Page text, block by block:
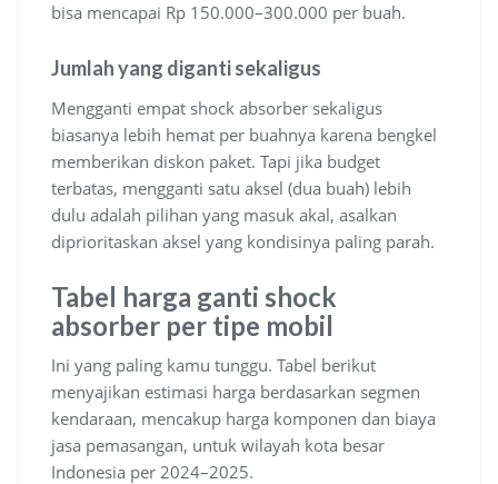
bisa mencapai Rp 150.000–300.000 per buah.
Jumlah yang diganti sekaligus
Mengganti empat shock absorber sekaligus
biasanya lebih hemat per buahnya karena bengkel
memberikan diskon paket. Tapi jika budget
terbatas, mengganti satu aksel (dua buah) lebih
dulu adalah pilihan yang masuk akal, asalkan
diprioritaskan aksel yang kondisinya paling parah.
Tabel harga ganti shock
absorber per tipe mobil
Ini yang paling kamu tunggu. Tabel berikut
menyajikan estimasi harga berdasarkan segmen
kendaraan, mencakup harga komponen dan biaya
jasa pemasangan, untuk wilayah kota besar
Indonesia per 2024–2025.